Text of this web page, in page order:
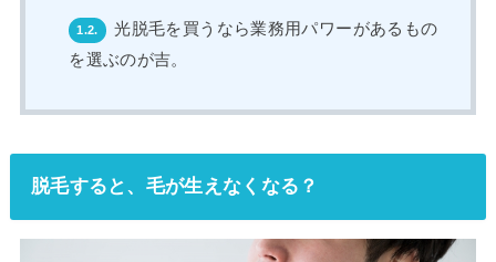
1.2.
光脱毛を買うなら業務用パワーがあるもの
を選ぶのが吉。
脱毛すると、毛が生えなくなる？